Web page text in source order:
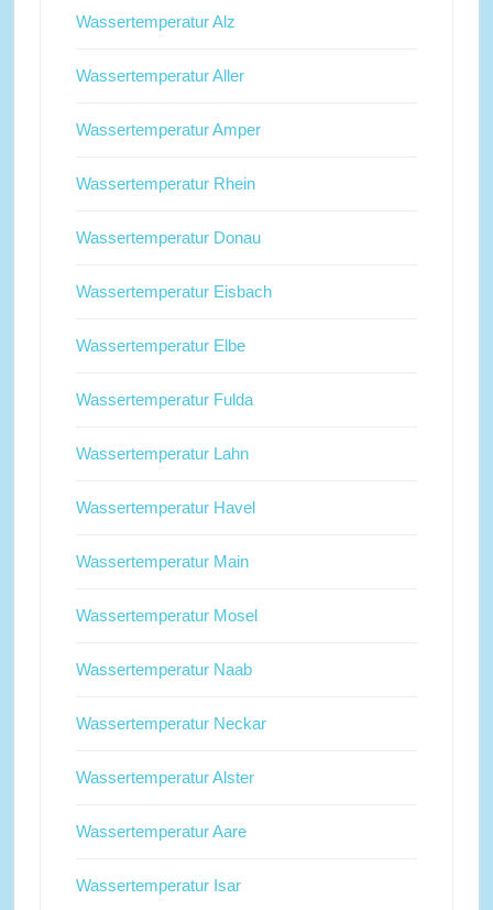
Wassertemperatur Alz
Wassertemperatur Aller
Wassertemperatur Amper
Wassertemperatur Rhein
Wassertemperatur Donau
Wassertemperatur Eisbach
Wassertemperatur Elbe
Wassertemperatur Fulda
Wassertemperatur Lahn
Wassertemperatur Havel
Wassertemperatur Main
Wassertemperatur Mosel
Wassertemperatur Naab
Wassertemperatur Neckar
Wassertemperatur Alster
Wassertemperatur Aare
Wassertemperatur Isar